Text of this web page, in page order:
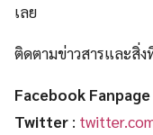
เลย
ติดตามข่าวสารและสิ่ง
Facebook Fanpage
Twitter :